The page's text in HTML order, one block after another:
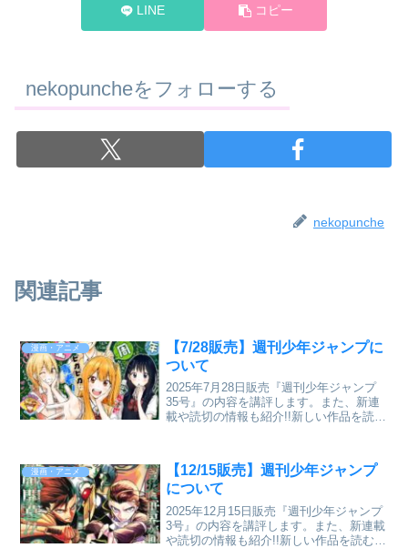
LINE コピー
nekopuncheをフォローする
nekopunche
関連記事
漫画・アニメ
【7/28販売】週刊少年ジャンプに
ついて
2025年7月28日販売『週刊少年ジャンプ
35号』の内容を講評します。また、新連
載や読切の情報も紹介!!新しい作品を読む
漫画・アニメ
【12/15販売】週刊少年ジャンプ
について
2025年12月15日販売『週刊少年ジャンプ
3号』の内容を講評します。また、新連載
や読切の情報も紹介!!新しい作品を読むの